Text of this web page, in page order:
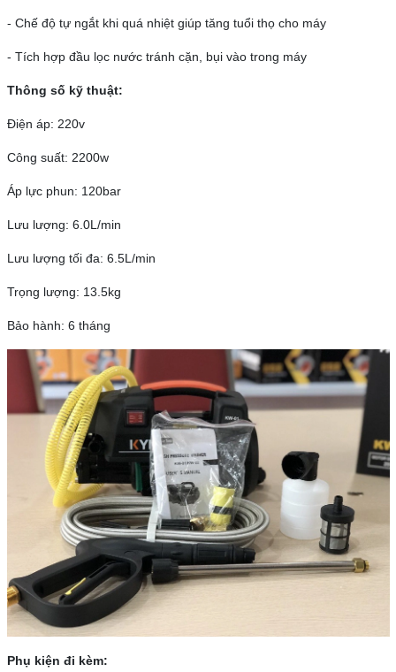
- Chế độ tự ngắt khi quá nhiệt giúp tăng tuổi thọ cho máy
- Tích hợp đầu lọc nước tránh cặn, bụi vào trong máy
Thông số kỹ thuật:
Điện áp: 220v
Công suất: 2200w
Áp lực phun: 120bar
Lưu lượng: 6.0L/min
Lưu lượng tối đa: 6.5L/min
Trọng lượng: 13.5kg
Bảo hành: 6 tháng
Phụ kiện đi kèm: